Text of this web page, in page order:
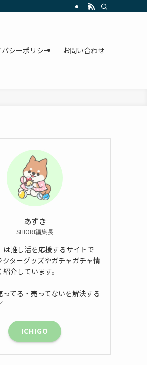
シーポリシー お問い合わせ
あずき
SHIORI編集長
は推し活を応援するサイトで
クターグッズやガチャガチャ情
介しています。
ってる・売ってないを解決する
ICHIGO